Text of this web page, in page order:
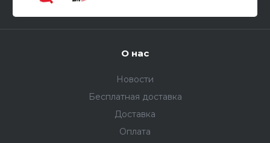
О нас
Новости
Бесплатная доставка
Доставка
Оплата